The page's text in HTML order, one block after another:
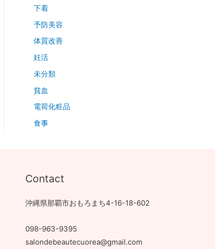
下着
予防美容
体質改善
妊活
未分類
貧血
電荷化粧品
食事
Contact
沖縄県那覇市おもろまち4-16-18-602
098-963-9395
salondebeautecuorea@gmail.com